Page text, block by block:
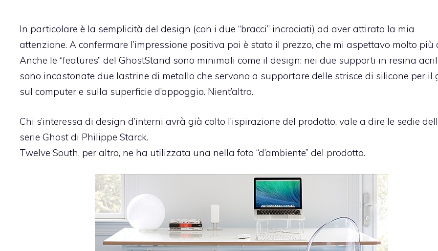
In particolare è la semplicità del design (con i due “bracci” incrociati) ad aver attirato la mia
attenzione. A confermare l’impressione positiva poi è stato il prezzo, che mi aspettavo molto più
Anche le “features” del GhostStand sono minimali come il design: nei due supporti in resina
sono incastonate due lastrine di metallo che servono a supportare delle strisce di silicone per il
sul computer e sulla superficie d’appoggio. Nient’altro.
Chi s’interessa di design d’interni avrà già colto l’ispirazione del prodotto, vale a dire le sedie
serie Ghost di Philippe Starck.
Twelve South, per altro, ne ha utilizzata una nella foto “d’ambiente” del prodotto.